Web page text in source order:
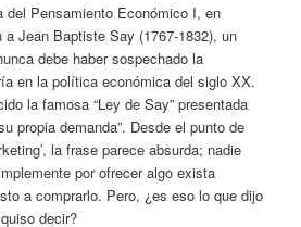
del Pensamiento Económico I, en
Jean Baptiste Say (1767-1832), un
debe haber sospechado la
en la política económica del siglo XX.
la famosa “Ley de Say” presentada
propia demanda”. Desde el punto de
la frase parece absurda; nadie
por ofrecer algo exista
a comprarlo. Pero, ¿es eso lo que dijo
decir?